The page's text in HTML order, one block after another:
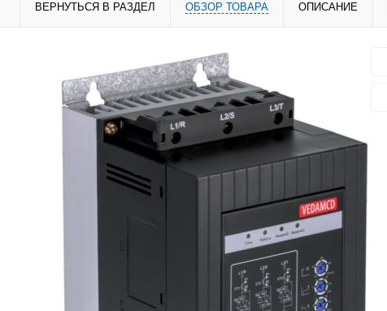
ВЕРНУТЬСЯ В РАЗДЕЛ ОБЗОР ТОВАРА ОПИСАНИЕ